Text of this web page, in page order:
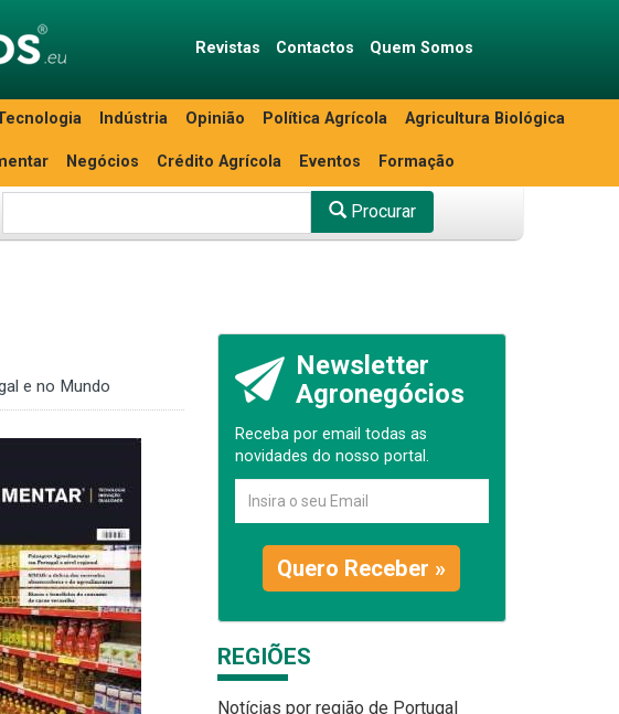
Revistas Contactos Quem Somos
Indústria Opinião Política Agrícola Agricultura Biológica
Negócios Crédito Agrícola Eventos Formação
Procurar
e no Mundo
Newsletter
Agronegócios
Receba por email todas as
novidades do nosso portal.
Quero Receber »
REGIÕES
Notícias por região de Portugal